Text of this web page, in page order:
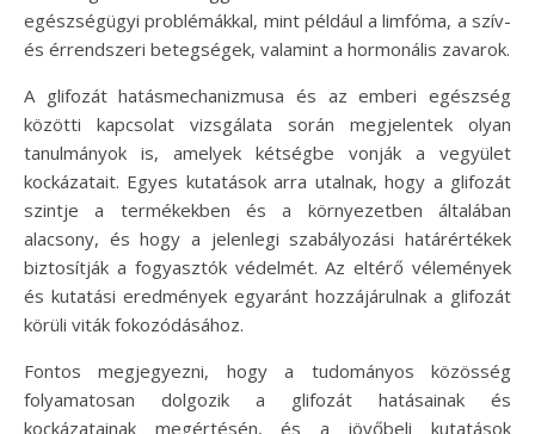
egészségügyi problémákkal, mint például a limfóma, a szív-
és érrendszeri betegségek, valamint a hormonális zavarok.
A glifozát hatásmechanizmusa és az emberi egészség
közötti kapcsolat vizsgálata során megjelentek olyan
tanulmányok is, amelyek kétségbe vonják a vegyület
kockázatait. Egyes kutatások arra utalnak, hogy a glifozát
szintje a termékekben és a környezetben általában
alacsony, és hogy a jelenlegi szabályozási határértékek
biztosítják a fogyasztók védelmét. Az eltérő vélemények
és kutatási eredmények egyaránt hozzájárulnak a glifozát
körüli viták fokozódásához.
Fontos megjegyezni, hogy a tudományos közösség
folyamatosan dolgozik a glifozát hatásainak és
kockázatainak megértésén, és a jövőbeli kutatások